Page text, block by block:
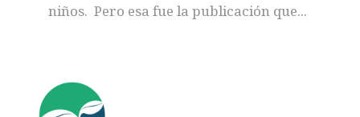
niños. Pero esa fue la publicación que...